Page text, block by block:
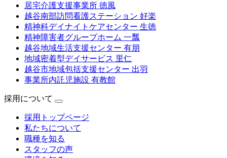
居宅介護支援事業所 徳風
越谷南部訪問看護ステーション 好楽
精神科デイナイトケアセンター 生徳
精神障害者グループホーム 一瓢
越谷地域生活支援センター 有朋
地域密着型デイサービス 里仁
越谷市地域包括支援センター 出羽
事業所内託児施設 有教館
採用について
採用トップページ
私たちについて
職種を知る
スタッフの声